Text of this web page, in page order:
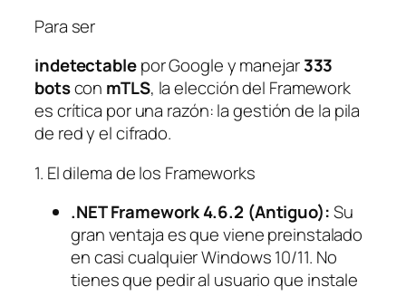
Para ser
indetectablepor Google y manejar333
botscon mTLS, la elección del Framework
es crítica por una razón: la gestión de la pila
de red y el cifrado.
1. El dilema de los Frameworks
.NET Framework 4.6.2 (Antiguo):Su
gran ventaja es que viene preinstalado
en casi cualquier Windows 10/11. No
tienes que pedir al usuario que instale